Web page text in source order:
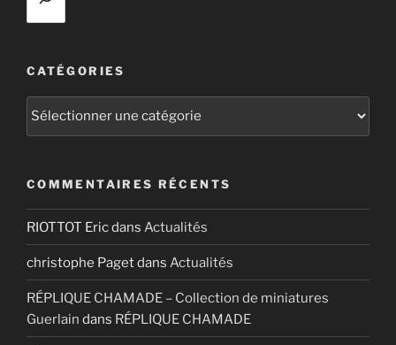
CATÉGORIES
COMMENTAIRES RÉCENTS
RIOTTOT Ericdans Actualités
christophe Pagetdans Actualités
RÉPLIQUE CHAMADE – Collection de miniatures
Guerlain dans RÉPLIQUE CHAMADE